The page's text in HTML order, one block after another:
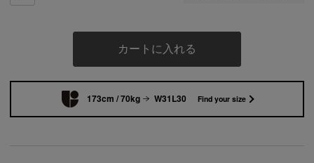
カートに入れる
173cm / 70kg W31L30 Find your size